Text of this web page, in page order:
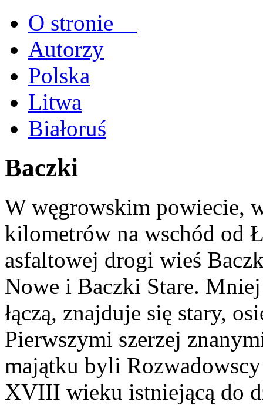
O stronie
Autorzy
Polska
Litwa
Białoruś
Baczki
W węgrowskim powiecie,
kilometrów na wschód od
asfaltowej drogi wieś
Nowe i Baczki Stare.
łączą, znajduje się stary,
Pierwszymi szerzej
majątku byli
XVIII wieku istniejącą do